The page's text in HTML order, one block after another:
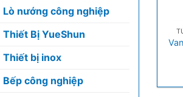
Lò nướng công nghiệp
Thiết Bị YueShun
Thiết bị inox
Bếp công nghiệp